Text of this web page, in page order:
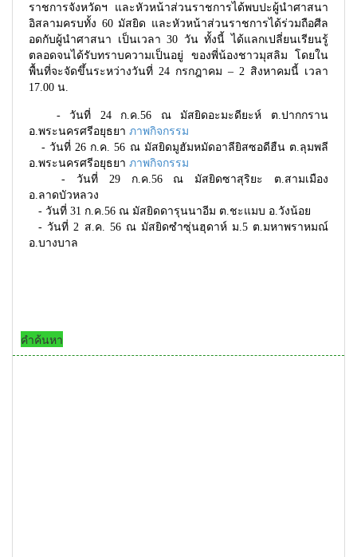
ราชการจังหวัดฯ และหัวหน้าส่วนราชการได้พบปะผู้นำศาสนา
อิสลามครบทั้ง 60 มัสยิด และหัวหน้าส่วนราชการได้ร่วมถือศีล
อดกับผู้นำศาสนา เป็นเวลา 30 วัน ทั้งนี้ ได้แลกเปลี่ยนเรียนรู้
ตลอดจนได้รับทราบความเป็นอยู่ ของพี่น้องชาวมุสลิม โดยใน
พื้นที่จะจัดขึ้นระหว่างวันที่ 24 กรกฎาคม – 2 สิงหาคมนี้ เวลา
17.00 น.
- วันที่ 24 ก.ค.56 ณ มัสยิดอะมะดียะห์ ต.ปากกราน
อ.พระนครศรีอยุธยา ภาพกิจกรรม
- วันที่ 26 ก.ค. 56 ณ มัสยิดมูฮัมหมัดอาลียิสซอดีฮืน ต.ลุมพลี
อ.พระนครศรีอยุธยา ภาพกิจกรรม
- วันที่ 29 ก.ค.56 ณ มัสยิดซาสุริยะ ต.สามเมือง
อ.ลาดบัวหลวง
- วันที่ 31 ก.ค.56 ณ มัสยิดดารุนนาอีม ต.ชะแมบ อ.วังน้อย
- วันที่ 2 ส.ค. 56 ณ มัสยิดซำซุ่นฮุดาห์ ม.5 ต.มหาพราหมณ์
อ.บางบาล
คำค้นหา